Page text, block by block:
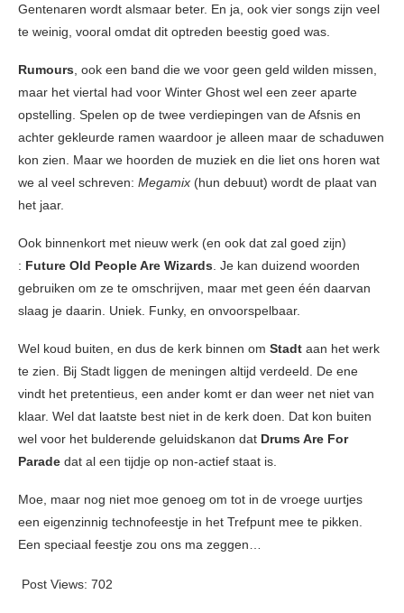
Gentenaren wordt alsmaar beter. En ja, ook vier songs zijn veel
te weinig, vooral omdat dit optreden beestig goed was.
Rumours, ook een band die we voor geen geld wilden missen,
maar het viertal had voor Winter Ghost wel een zeer aparte
opstelling. Spelen op de twee verdiepingen van de Afsnis en
achter gekleurde ramen waardoor je alleen maar de schaduwen
kon zien. Maar we hoorden de muziek en die liet ons horen wat
we al veel schreven: Megamix (hun debuut) wordt de plaat van
het jaar.
Ook binnenkort met nieuw werk (en ook dat zal goed zijn)
: Future Old People Are Wizards. Je kan duizend woorden
gebruiken om ze te omschrijven, maar met geen één daarvan
slaag je daarin. Uniek. Funky, en onvoorspelbaar.
Wel koud buiten, en dus de kerk binnen om Stadt aan het werk
te zien. Bij Stadt liggen de meningen altijd verdeeld. De ene
vindt het pretentieus, een ander komt er dan weer net niet van
klaar. Wel dat laatste best niet in de kerk doen. Dat kon buiten
wel voor het bulderende geluidskanon dat Drums Are For
Parade dat al een tijdje op non-actief staat is.
Moe, maar nog niet moe genoeg om tot in de vroege uurtjes
een eigenzinnig technofeestje in het Trefpunt mee te pikken.
Een speciaal feestje zou ons ma zeggen…
Post Views: 702